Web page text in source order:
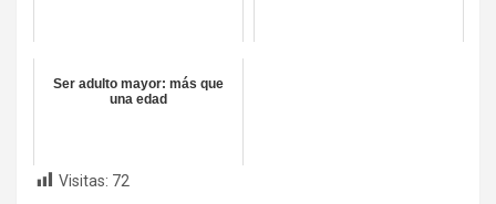
Ser adulto mayor: más que
una edad
Visitas: 72